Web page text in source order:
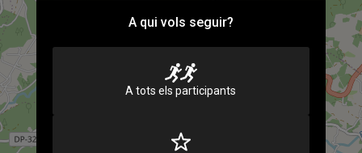
A qui vols seguir?
A tots els participants